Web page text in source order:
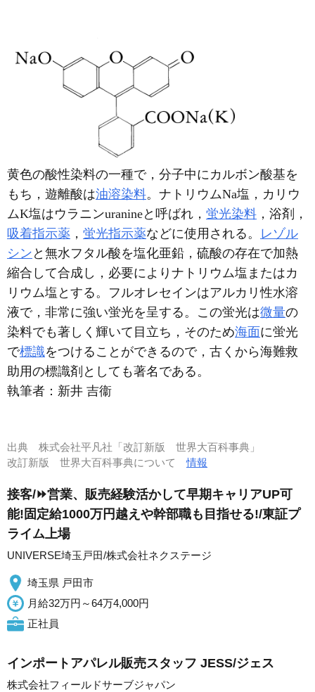
黄色の酸性染料の一種で，分子中にカルボン酸基を
もち，遊離酸は油溶染料。ナトリウムNa塩，カリウ
ムK塩はウラニンuranineと呼ばれ， 蛍光染料 ，浴剤，
吸着指示薬 ， 蛍光指示薬などに使用される。 レゾル
シン と無水フタル酸を塩化亜鉛，硫酸の存在で加熱
縮合して合成し，必要によりナトリウム塩またはカ
リウム塩とする。フルオレセインはアルカリ性水溶
液で，非常に強い蛍光を呈する。この蛍光は微量の
染料でも著しく輝いて目立ち，そのため海面に蛍光
で標識をつけることができるので，古くから海難救
助用の標識剤としても著名である。
執筆者： 新井 吉衞
出典 株式会社平凡社「改訂新版 世界大百科事典」
改訂新版 世界大百科事典について情報
接客/⏩️営業、販売経験活かして早期キャリアUP可
能!固定給1000万円越えや幹部職も目指せる!/東証プ
ライム上場
UNIVERSE埼玉戸田/株式会社ネクステージ
埼玉県 戸田市
月給32万円～64万4,000円
正社員
インポートアパレル販売スタッフ JESS/ジェス
株式会社フィールドサーブジャパン